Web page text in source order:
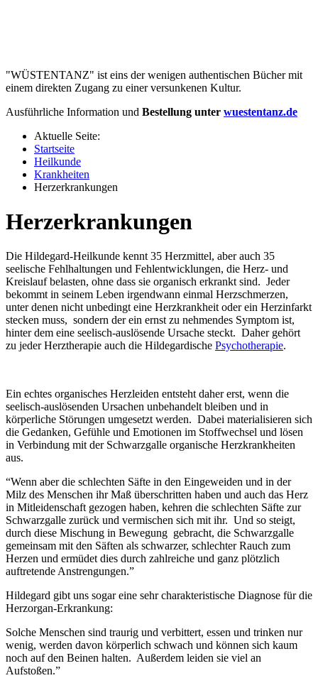
"WÜSTENTANZ" ist eins der wenigen authentischen Bücher mit
einem direkten Zugang zu einer versunkenen Kultur.
Ausführliche Information und Bestellung unter wuestentanz.de
Aktuelle Seite:
Startseite
Heilkunde
Krankheiten
Herzerkrankungen
Herzerkrankungen
Die Hildegard-Heilkunde kennt 35 Herzmittel, aber auch 35
seelische Fehlhaltungen und Fehlentwicklungen, die Herz- und
Kreislauf belasten, ohne dass sie organisch erkrankt sind. Jeder
bekommt in seinem Leben irgendwann einmal Herzschmerzen,
unter denen nicht unbedingt eine Herzkrankheit oder ein Herzinfarkt
stecken muss, sondern der ein ernst zu nehmendes Symptom ist,
hinter dem eine seelisch-auslösende Ursache steckt. Daher gehört
zu jeder Herztherapie auch die Hildegardische Psychotherapie.
Ein echtes organisches Herzleiden entsteht daher erst, wenn die
seelisch-auslösenden Ursachen unbehandelt bleiben und in
körperliche Störungen umgesetzt werden. Dabei materialisieren sich
die Gedanken, Gefühle und Emotionen im Stoffwechsel und lösen
in Verbindung mit der Schwarzgalle organische Herzkrankheiten
aus.
“Wenn aber die schlechten Säfte in den Eingeweiden und in der
Milz des Menschen ihr Maß überschritten haben und auch das Herz
in Mitleidenschaft gezogen haben, kehren die schlechten Säfte zur
Schwarzgalle zurück und vermischen sich mit ihr. Und so steigt,
durch diese Mischung in Bewegung gebracht, die Schwarzgalle
gemeinsam mit den Säften als schwarzer, schlechter Rauch zum
Herzen und ermüdet dies durch zahlreiche und ganz plötzlich
auftretende Anstrengungen.”
Hildegard gibt uns sogar eine sehr charakteristische Diagnose für die
Herzorgan-Erkrankung:
Solche Menschen sind traurig und verbittert, essen und trinken nur
wenig, werden davon körperlich schwach und können sich kaum
noch auf den Beinen halten. Außerdem leiden sie viel an
Aufstoßen.”